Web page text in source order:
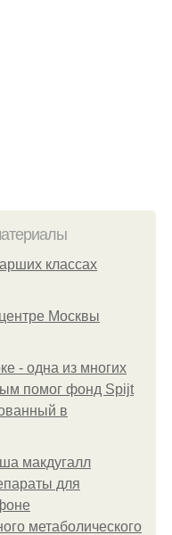
классах
Москвы
- одна из многих
помог фонд Spijt
в
макдугалл
для
метаболического